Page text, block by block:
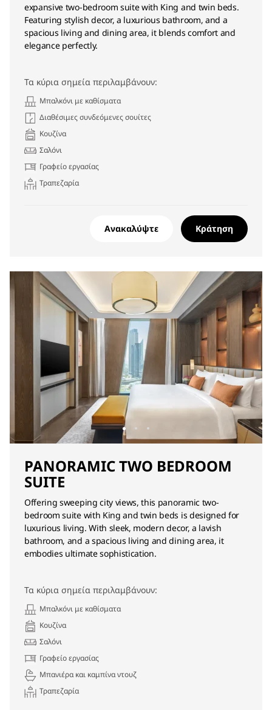
expansive two-bedroom suite with King and twin beds.
Featuring stylish decor, a luxurious bathroom, and a
spacious living and dining area, it blends comfort and
elegance perfectly.
Τα κύρια σημεία περιλαμβάνουν:
Μπαλκόνι με καθίσματα
Διαθέσιμες συνδεόμενες σουίτες
Κουζίνα
Σαλόνι
Γραφείο εργασίας
Τραπεζαρία
Ανακαλύψτε Κράτηση
PANORAMIC TWO BEDROOM
SUITE
Offering sweeping city views, this panoramic two-
bedroom suite with King and twin beds is designed for
luxurious living. With sleek, modern decor, a lavish
bathroom, and a spacious living and dining area, it
embodies ultimate sophistication.
Τα κύρια σημεία περιλαμβάνουν:
Μπαλκόνι με καθίσματα
Κουζίνα
Σαλόνι
Γραφείο εργασίας
Μπανιέρα και καμπίνα ντουζ
Τραπεζαρία